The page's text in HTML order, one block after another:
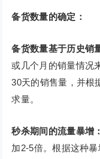
备货数量的确定：
备货数量基于历史销
或几个月的销量情况
30天的销售量，并根
求量。
秒杀期间的流量暴增
加2-5倍。根据这种